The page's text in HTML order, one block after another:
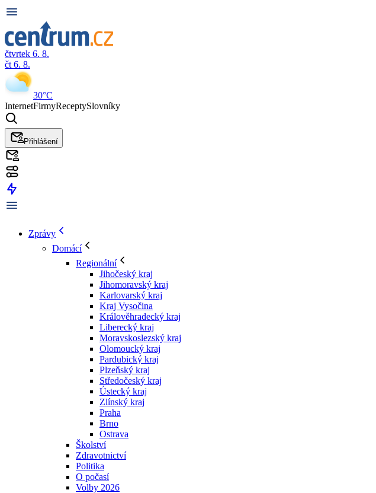
čtvrtek 6. 8.
čt 6. 8.
30°C
InternetFirmyReceptySlovníky
Přihlášení
Zprávy
Domácí
Regionální
Jihočeský kraj
Jihomoravský kraj
Karlovarský kraj
Kraj Vysočina
Králověhradecký kraj
Liberecký kraj
Moravskoslezský kraj
Olomoucký kraj
Pardubický kraj
Plzeňský kraj
Středočeský kraj
Ústecký kraj
Zlínský kraj
Praha
Brno
Ostrava
Školství
Zdravotnictví
Politika
O počasí
Volby 2026